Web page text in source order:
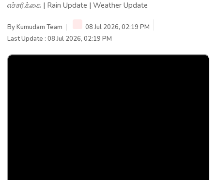
எச்சரிக்கை | Rain Update | Weather Update
ByKumudam Team
08 Jul 2026, 02:19 PM
Last Update : 08 Jul 2026, 02:19 PM